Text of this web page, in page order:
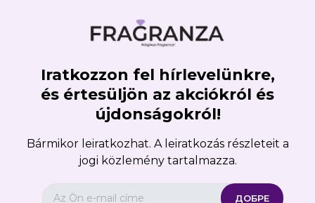
Iratkozzon fel hírlevelünkre,
és értesüljön az akciókról és
újdonságokról!
Bármikor leiratkozhat. A leiratkozás részleteit a
jogi közlemény tartalmazza.